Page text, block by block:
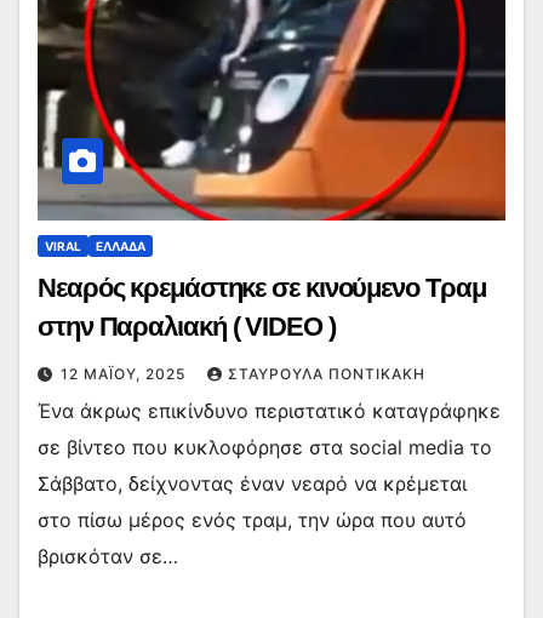
VIRAL ΕΛΛΑΔΑ
Νεαρός κρεμάστηκε σε κινούμενο Τραμ
στην Παραλιακή ( VIDEO )
12 ΜΑΪ́ΟΥ, 2025 ΣΤΑΥΡΟΎΛΑ ΠΟΝΤΙΚΆΚΗ
Ένα άκρως επικίνδυνο περιστατικό καταγράφηκε
σε βίντεο που κυκλοφόρησε στα social media το
Σάββατο, δείχνοντας έναν νεαρό να κρέμεται
στο πίσω μέρος ενός τραμ, την ώρα που αυτό
βρισκόταν σε…